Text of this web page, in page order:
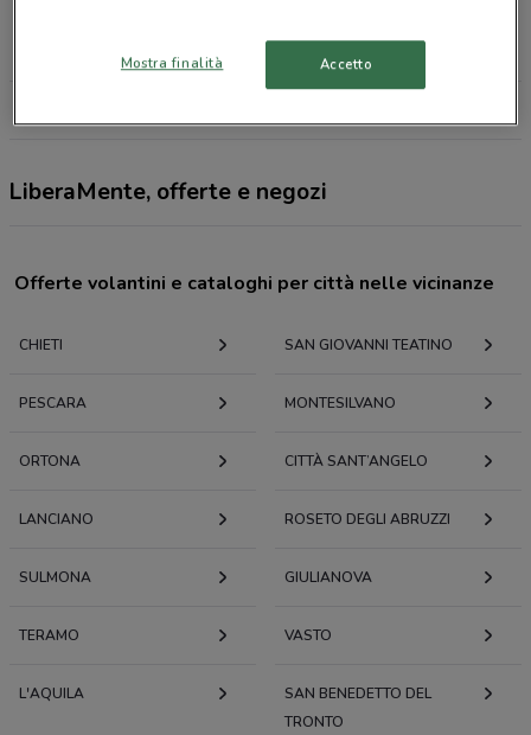
2.6 km
APERTO
LiberaMente, offerte e negozi
Offerte volantini e cataloghi per città nelle vicinanze
CHIETI SAN GIOVANNI TEATINO
PESCARA MONTESILVANO
ORTONA CITTÀ SANT’ANGELO
LANCIANO ROSETO DEGLI ABRUZZI
SULMONA GIULIANOVA
TERAMO VASTO
L'AQUILA
SAN BENEDETTO DEL
TRONTO
Mostra finalità Accetto